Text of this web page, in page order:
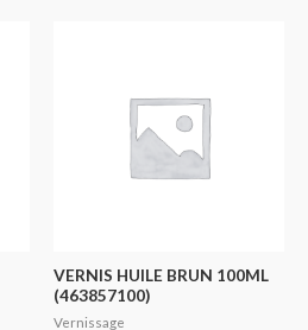
VERNIS HUILE BRUN 100ML
(463857100)
Vernissage